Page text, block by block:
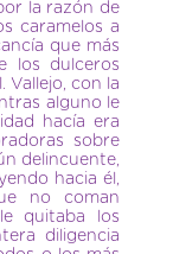
la razón de
caramelos a
que más
los dulceros
Vallejo, con la
alguno le
hacía era
sobre
delincuente,
hacia él,
no coman
quitaba los
diligencia